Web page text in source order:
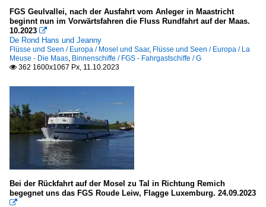
Spezialschiffe
Bagger / dredger
A
Bunkerboote und -schiffe
B
Feuerlöschboote / fire-fighting vessels
Deutschland
Hausboote, Gastro- und Theaterschiffe
FGS Geulvallei, nach der Ausfahrt vom Anleger in Maastricht
beginnt nun im Vorwärtsfahren die Fluss Rundfahrt auf der Maas.
10.2023 
De Rond Hans und Jeanny
Flüsse und Seen / Europa / Mosel und Saar, Flüsse und Seen / Europa / La
Meuse - Die Maas, Binnenschiffe / FGS - Fahrgastschiffe / G
 362 1600x1067 Px, 11.10.2023
Bei der Rückfahrt auf der Mosel zu Tal in Richtung Remich
begegnet uns das FGS Roude Leiw, Flagge Luxemburg. 24.09.2023
